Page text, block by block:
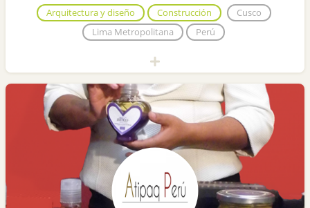
Arquitectura y diseño Construcción
Cusco
Lima Metropolitana
Perú